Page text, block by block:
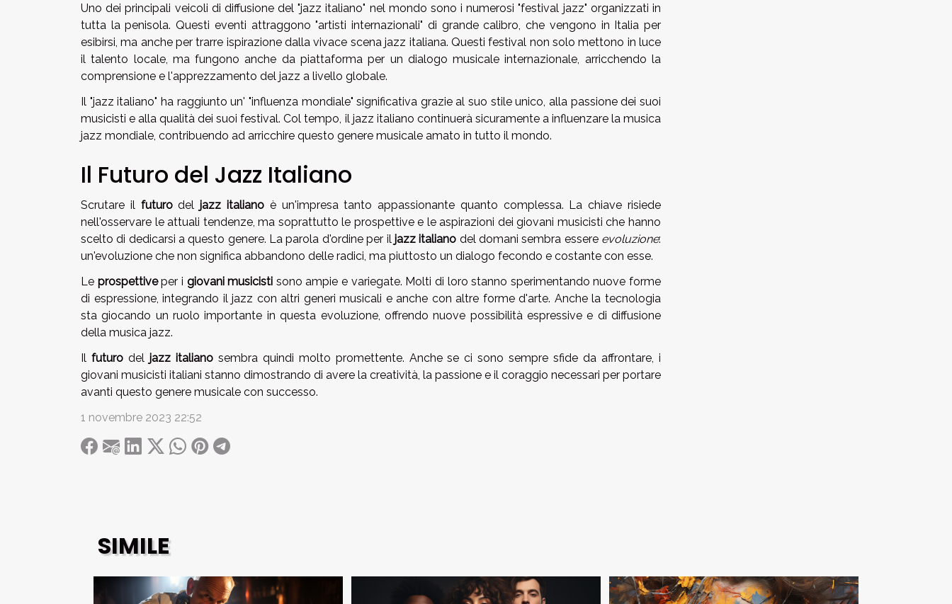
Uno dei principali veicoli di diffusione del "jazz italiano" nel mondo sono i numerosi "festival jazz" organizzati in
tutta la penisola. Questi eventi attraggono "artisti internazionali" di grande calibro, che vengono in Italia per
esibirsi, ma anche per trarre ispirazione dalla vivace scena jazz italiana. Questi festival non solo mettono in luce
il talento locale, ma fungono anche da piattaforma per un dialogo musicale internazionale, arricchendo la
comprensione e l'apprezzamento del jazz a livello globale.
Il "jazz italiano" ha raggiunto un' "influenza mondiale" significativa grazie al suo stile unico, alla passione dei suoi
musicisti e alla qualità dei suoi festival. Col tempo, il jazz italiano continuerà sicuramente a influenzare la musica
jazz mondiale, contribuendo ad arricchire questo genere musicale amato in tutto il mondo.
Il Futuro del Jazz Italiano
Scrutare il futurodel jazz italianoè un'impresa tanto appassionante quanto complessa. La chiave risiede
nell'osservare le attuali tendenze, ma soprattutto le prospettive e le aspirazioni dei giovani musicisti che hanno
scelto di dedicarsi a questo genere. La parola d'ordine per il jazz italiano del domani sembra essere evoluzione:
un'evoluzione che non significa abbandono delle radici, ma piuttosto un dialogo fecondo e costante con esse.
Le prospettiveper i giovani musicisti sono ampie e variegate. Molti di loro stanno sperimentando nuove forme
di espressione, integrando il jazz con altri generi musicali e anche con altre forme d'arte. Anche la tecnologia
sta giocando un ruolo importante in questa evoluzione, offrendo nuove possibilità espressive e di diffusione
della musica jazz.
Il futurodel jazz italianosembra quindi molto promettente. Anche se ci sono sempre sfide da affrontare, i
giovani musicisti italiani stanno dimostrando di avere la creatività, la passione e il coraggio necessari per portare
avanti questo genere musicale con successo.
1 novembre 2023 22:52
SIMILE